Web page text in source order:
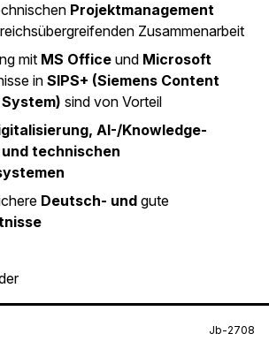
Projektmanagement
Zusammenarbeit
mit MS Office und Microsoft
in SIPS+ (Siemens Content
sind von Vorteil
AI-/Knowledge-
technischen
Deutsch- und gute
Jb-2708